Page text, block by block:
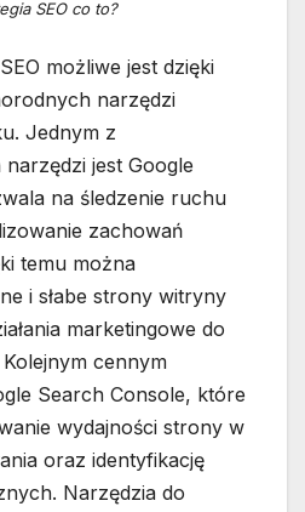
SEO co to?
możliwe jest dzięki
narzędzi
Jednym z
jest Google
na śledzenie ruchu
zachowań
temu można
i słabe strony witryny
marketingowe do
cennym
Search Console, które
wydajności strony w
oraz identyfikację
Narzędzia do